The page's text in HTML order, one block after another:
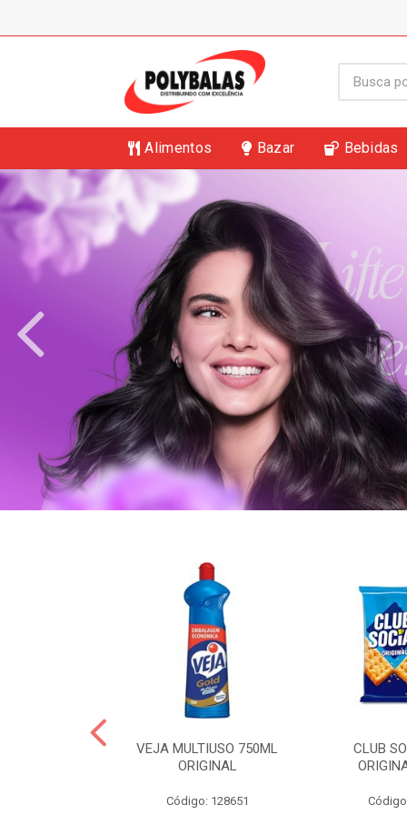
Alimentos Bazar Bebidas
VEJA MULTIUSO 750ML
ORIGINAL
Código: 128651
CLUB